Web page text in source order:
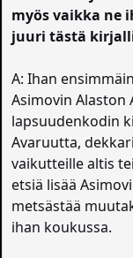
myös vaikka ne
juuri tästä
A: Ihan
Asimovin
lapsuudenkodin
Avaruutta,
vaikutteille altis
etsiä lisää
metsästää
ihan koukussa.